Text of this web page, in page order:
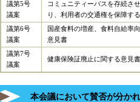
議第5号
議案
コミュニティーバスを存続さ
り、利用者の交通権を保障す
議第6号
議案
国産食料の増産、食料自給率
意見書
議第7号
議案
健康保険証廃止に関する意見書
本会議において賛否が分か